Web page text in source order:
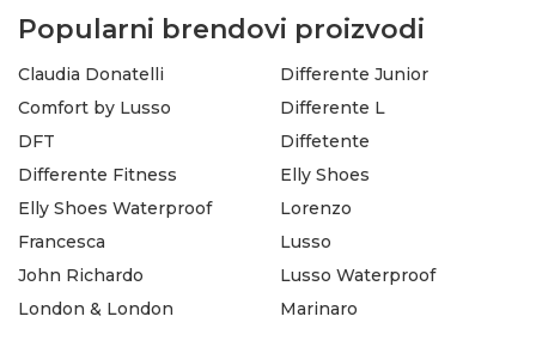
Popularni brendovi proizvodi
Claudia Donatelli
Comfort by Lusso
DFT
Differente Fitness
Differente Junior
Differente L
Diffetente
Elly Shoes
Elly Shoes Waterproof
Francesca
John Richardo
London & London
Lorenzo
Lusso
Lusso Waterproof
Marinaro